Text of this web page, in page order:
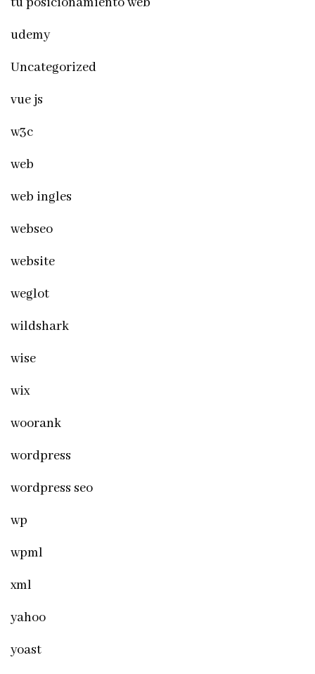
udemy
Uncategorized
vue js
w3c
web
web ingles
webseo
website
weglot
wildshark
wise
wix
woorank
wordpress
wordpress seo
wp
wpml
xml
yahoo
yoast